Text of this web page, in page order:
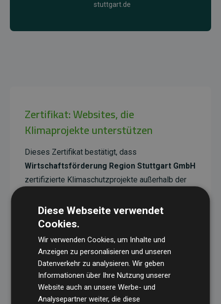
stuttgart.de
Zertifikat: Websites, die
Klimaprojekte unterstützen
Dieses Zertifikat bestätigt, dass
Wirtschaftsförderung Region Stuttgart GmbH
zertifizierte Klimaschutzprojekte außerhalb der
Projekte haben eine nachgewiesene CO₂-
reduzierende Wirkung, die im Durchschnitt dem
Doppelten der geschätzten Emissionen der
Website entspricht.
Alle unterstützten Projekte werden durch
verifiziert und erfüllen höchste
Anforderungen an Qualität, tatsächliche
Diese Webseite verwendet
Cookies.
Wir verwenden Cookies, um Inhalte und
Anzeigen zu personalisieren und unseren
Datenverkehr zu analysieren. Wir geben
Informationen über Ihre Nutzung unserer
Website auch an unsere Werbe- und
Analysepartner weiter, die diese